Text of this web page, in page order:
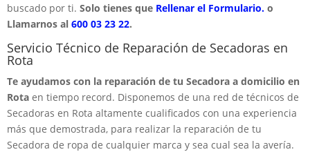
buscado por ti. Solo tienes que Rellenar el Formulario. o
Llamarnos al 600 03 23 22.
Servicio Técnico de Reparación de Secadoras en
Rota
Te ayudamos con la reparación de tu Secadora a domicilio en
Rota en tiempo record. Disponemos de una red de técnicos de
Secadoras en Rota altamente cualificados con una experiencia
más que demostrada, para realizar la reparación de tu
Secadora de ropa de cualquier marca y sea cual sea la avería.